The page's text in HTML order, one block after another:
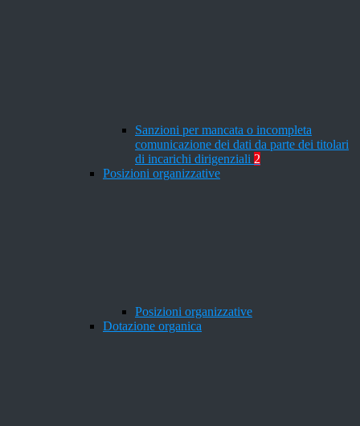
Sanzioni per mancata o incompleta
comunicazione dei dati da parte dei titolari
di incarichi dirigenziali 2
Posizioni organizzative
Posizioni organizzative
Dotazione organica